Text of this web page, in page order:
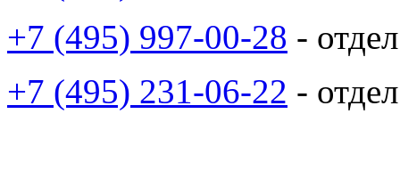
+7 (495) 997-00-28 -
+7 (495) 231-06-22 -